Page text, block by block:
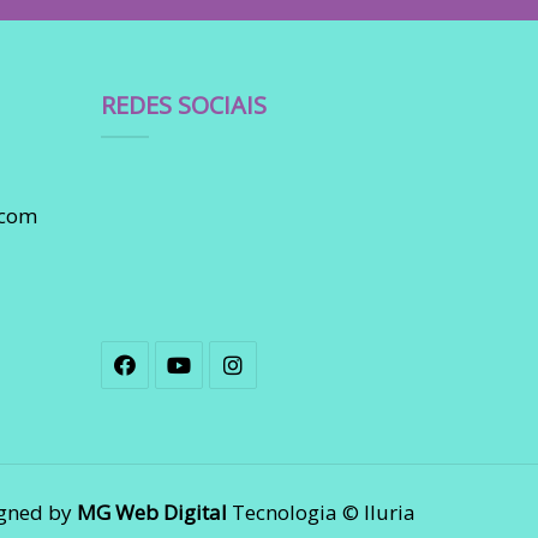
REDES SOCIAIS
by MG Web Digital Tecnologia © Iluria